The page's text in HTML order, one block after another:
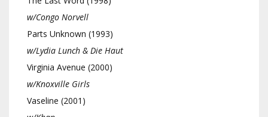
w/Congo Norvell
Parts Unknown (1993)
w/Lydia Lunch & Die Haut
Virginia Avenue (2000)
w/Knoxville Girls
Vaseline (2001)